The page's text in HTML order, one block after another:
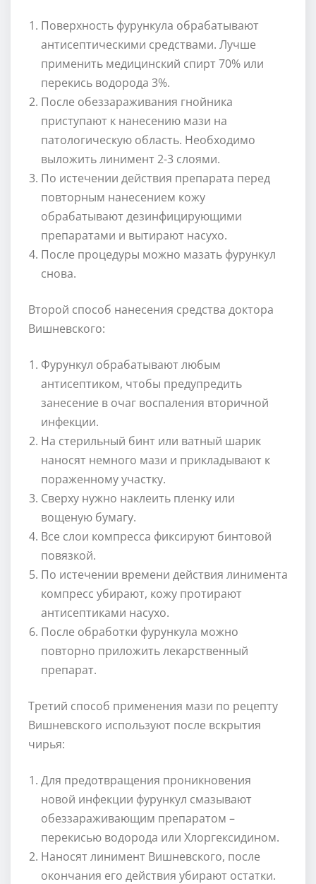
Поверхность фурункула обрабатывают
антисептическими средствами. Лучше
применить медицинский спирт 70% или
перекись водорода 3%.
После обеззараживания гнойника
приступают к нанесению мази на
патологическую область. Необходимо
выложить линимент 2-3 слоями.
По истечении действия препарата перед
повторным нанесением кожу
обрабатывают дезинфицирующими
препаратами и вытирают насухо.
После процедуры можно мазать фурункул
снова.
Второй способ нанесения средства доктора
Вишневского:
Фурункул обрабатывают любым
антисептиком, чтобы предупредить
занесение в очаг воспаления вторичной
инфекции.
На стерильный бинт или ватный шарик
наносят немного мази и прикладывают к
пораженному участку.
Сверху нужно наклеить пленку или
вощеную бумагу.
Все слои компресса фиксируют бинтовой
повязкой.
По истечении времени действия линимента
компресс убирают, кожу протирают
антисептиками насухо.
После обработки фурункула можно
повторно приложить лекарственный
препарат.
Третий способ применения мази по рецепту
Вишневского используют после вскрытия
чирья:
Для предотвращения проникновения
новой инфекции фурункул смазывают
обеззараживающим препаратом –
перекисью водорода или Хлоргексидином.
Наносят линимент Вишневского, после
окончания его действия убирают остатки.